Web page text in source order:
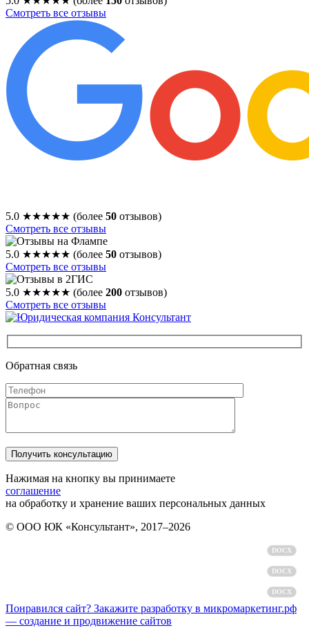
Смотреть все отзывы
5.0 ★★★★★ (более 50 отзывов)
Смотреть все отзывы
5.0 ★★★★★ (более 50 отзывов)
Смотреть все отзывы
5.0 ★★★★★ (более 200 отзывов)
Смотреть все отзывы
Обратная связь
Нажимая на кнопку вы принимаете
соглашение
на обработку и хранение ваших персональных данных
© ООО ЮК «Консультант», 2017–2026
DOCX
DOCX
DOCX
Понравился сайт? Закажите разработку в микромаркетинг.рф
— создание и продвижение сайтов